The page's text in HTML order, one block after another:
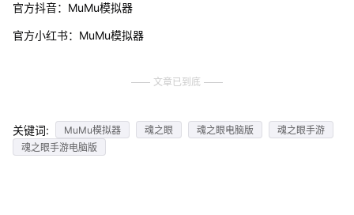
官方抖音：MuMu模拟器
官方小红书：MuMu模拟器
文章已到底
关键词: MuMu模拟器 魂之眼 魂之眼电脑版
魂之眼手游
魂之眼手游电脑版